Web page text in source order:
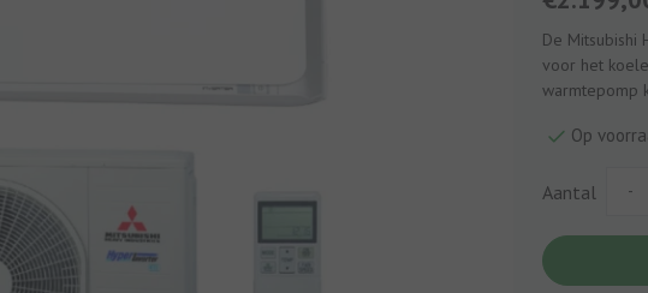
De Mitsubishi
voor het
warmtepomp
Op
Aantal -